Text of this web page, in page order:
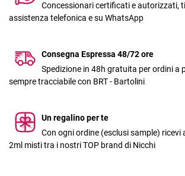
Concessionari certificati e autorizzati,
assistenza telefonica e su WhatsApp
Consegna Espressa 48/72 ore
Spedizione in 48h gratuita per ordini a
sempre tracciabile con BRT - Bartolini
Un regalino per te
Con ogni ordine (esclusi sample) ricevi
2ml misti tra i nostri TOP brand di Nicchi